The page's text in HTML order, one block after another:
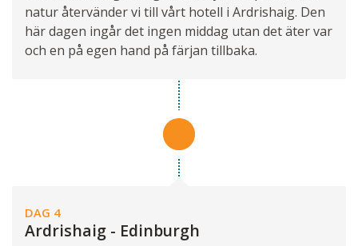
natur återvänder vi till vårt hotell i Ardrishaig. Den
här dagen ingår det ingen middag utan det äter var
och en på egen hand på färjan tillbaka.
DAG 4
Ardrishaig - Edinburgh